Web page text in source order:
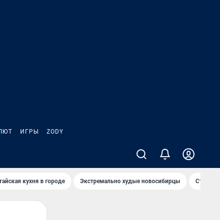
ИГРЫ ZODY
кухня в городе Экстремально худые новосибирцы Старт